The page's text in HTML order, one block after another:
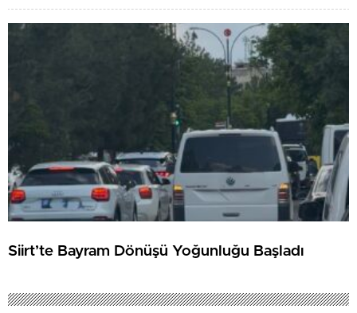
Siirt’te Bayram Dönüşü Yoğunluğu Başladı